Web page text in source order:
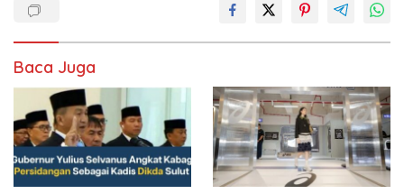
Baca Juga